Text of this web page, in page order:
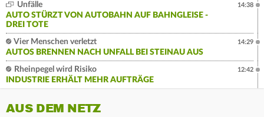
Unfälle
AUTO STÜRZT VON AUTOBAHN AUF BAHNGLEISE -
DREI TOTE
14:38
Vier Menschen verletzt
AUTOS BRENNEN NACH UNFALL BEI STEINAU AUS
14:29
Rheinpegel wird Risiko
INDUSTRIE ERHÄLT MEHR AUFTRÄGE
12:42
AUS DEM NETZ